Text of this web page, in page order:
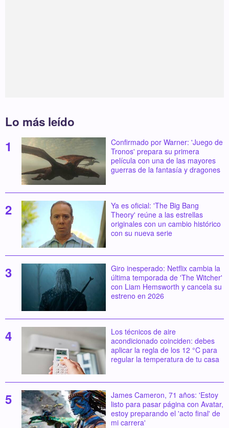
Lo más leído
Confirmado por Warner: 'Juego de
Tronos' prepara su primera
película con una de las mayores
guerras de la fantasía y dragones
Ya es oficial: 'The Big Bang
Theory' reúne a las estrellas
originales con un cambio histórico
con su nueva serie
Giro inesperado: Netflix cambia la
última temporada de 'The Witcher'
con Liam Hemsworth y cancela su
estreno en 2026
Los técnicos de aire
acondicionado coinciden: debes
aplicar la regla de los 12 °C para
regular la temperatura de tu casa
James Cameron, 71 años: 'Estoy
listo para pasar página con Avatar,
estoy preparando el 'acto final' de
mi carrera'